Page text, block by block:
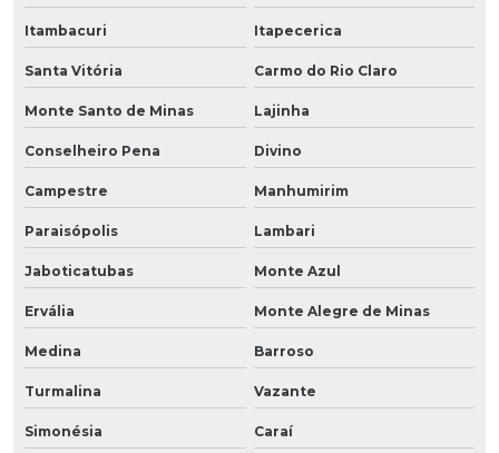
Itambacuri Itapecerica
Santa Vitória Carmo do Rio Claro
Monte Santo de Minas Lajinha
Conselheiro Pena Divino
Campestre Manhumirim
Paraisópolis Lambari
Jaboticatubas Monte Azul
Ervália Monte Alegre de Minas
Medina Barroso
Turmalina Vazante
Simonésia Caraí